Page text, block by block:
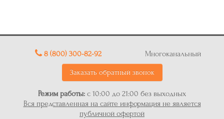
8 (800) 300-82-92 Многоканальный
Заказать обратный звонок
Режим работы: с 10:00 до 21:00 без выходных
Вся представленная на сайте информация не является
публичной офертой